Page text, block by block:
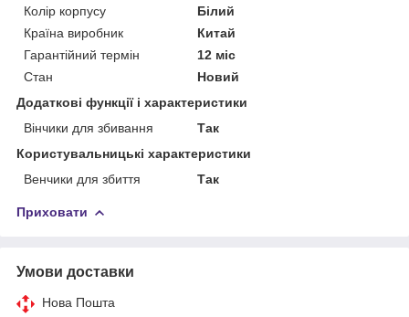
Колір корпусу
Білий
Країна виробник
Китай
Гарантійний термін
12 міс
Стан
Новий
Додаткові функції і характеристики
Вінчики для збивання
Так
Користувальницькі характеристики
Венчики для збиття
Так
Приховати
Умови доставки
Нова Пошта